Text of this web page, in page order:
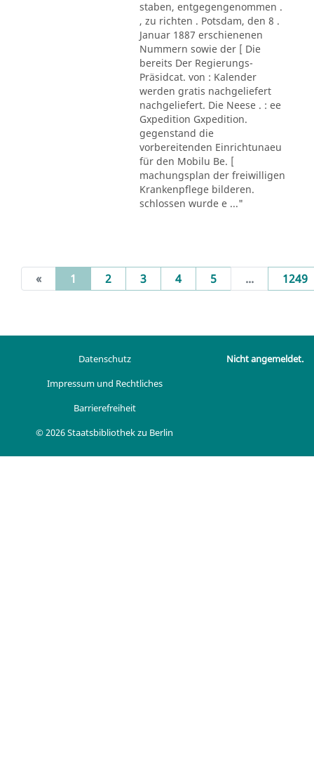
staben, entgegengenommen .
, zu richten . Potsdam, den 8 .
Januar 1887 erschienenen
Nummern sowie der [ Die
bereits Der Regierungs-
Präsidcat. von : Kalender
werden gratis nachgeliefert
nachgeliefert. Die Neese . : ee
Gxpedition Gxpedition.
gegenstand die
vorbereitenden Einrichtunaeu
für den Mobilu Be. [
machungsplan der freiwilligen
Krankenpflege bilderen.
schlossen wurde e ..."
« 1 (current)
2 3 4 5 ... 1249
Datenschutz
Impressum und Rechtliches
Barrierefreiheit
© 2026 Staatsbibliothek zu Berlin
Nicht angemeldet.